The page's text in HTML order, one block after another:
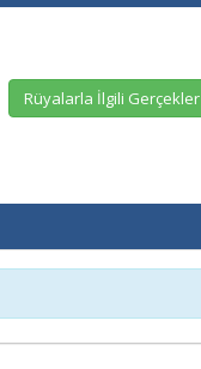
Rüyalarla İlgili Gerçekler